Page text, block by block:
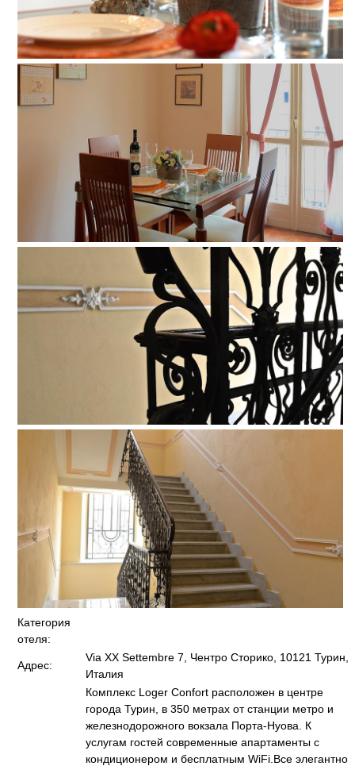
Категория
отеля:
Адрес:
Via XX Settembre 7, Чентро Сторико, 10121 Турин,
Италия
Комплекс Loger Confort расположен в центре
города Турин, в 350 метрах от станции метро и
железнодорожного вокзала Порта-Нуова. К
услугам гостей современные апартаменты с
кондиционером и бесплатным WiFi.Все элегантно